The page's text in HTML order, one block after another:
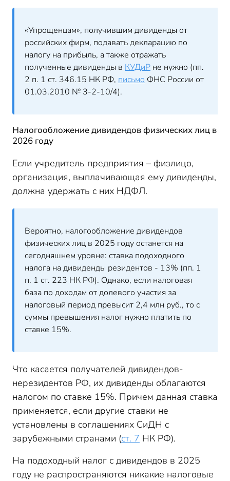
«Упрощенцам», получившим дивиденды от
российских фирм, подавать декларацию по
налогу на прибыль, а также отражать
полученные дивиденды в КУДиР не нужно (пп.
2 п. 1 ст. 346.15 НК РФ, письмо ФНС России от
01.03.2010 № 3-2-10/4).
Налогообложение дивидендов физических лиц в
2026 году
Если учредитель предприятия – физлицо,
организация, выплачивающая ему дивиденды,
должна удержать с них НДФЛ.
Вероятно, налогообложение дивидендов
физических лиц в 2025 году останется на
сегодняшнем уровне: ставка подоходного
налога на дивиденды резидентов - 13% (пп. 1
п. 1 ст. 223 НК РФ). Однако, если налоговая
база по доходам от долевого участия за
налоговый период превысит 2,4 млн руб., то с
суммы превышения налог нужно платить по
ставке 15%.
Что касается получателей дивидендов-
нерезидентов РФ, их дивиденды облагаются
налогом по ставке 15%. Причем данная ставка
применяется, если другие ставки не
установлены в соглашениях СиДН с
зарубежными странами (ст. 7 НК РФ).
На подоходный налог с дивидендов в 2025
году не распространяются никакие налоговые